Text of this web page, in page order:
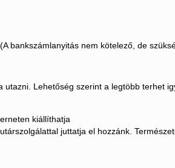
bankszámlanyitás nem kötelező, de
Lehetőség szerint a legtöbb terhet
kiállíthatja
juttatja el hozzánk.